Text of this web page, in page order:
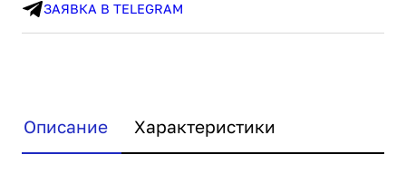
ЗАЯВКА В TELEGRAM
Описание Характеристики